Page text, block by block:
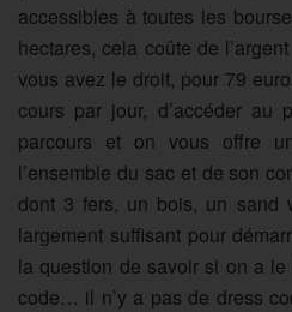
accessibles à toutes les
hectares, cela coûte de
vous avez le droit, pour 79
cours par jour, d’accéder au
parcours et on vous offre
l’ensemble du sac et de son
dont 3 fers, un bois, un sand
largement suffisant pour
la question de savoir si on a
code… il n’y a pas de dress